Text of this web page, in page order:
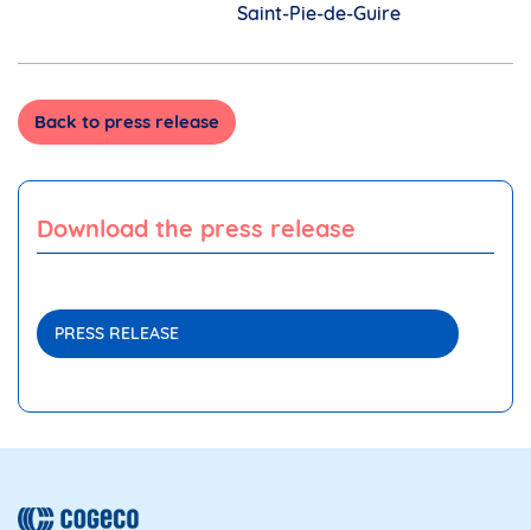
Saint-Pie-de-Guire
Back to press release
Download the press release
PRESS RELEASE